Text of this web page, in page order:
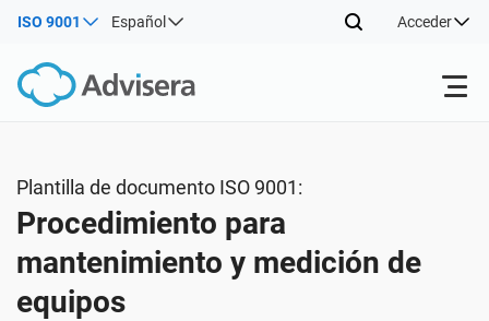
ISO 9001 Español Acceder
ISO 27001
NIS2
Recursos gratuitos
Por tipo
Sectores
Plantilla de documento ISO 9001:
Procedimiento para
mantenimiento y medición de
equipos